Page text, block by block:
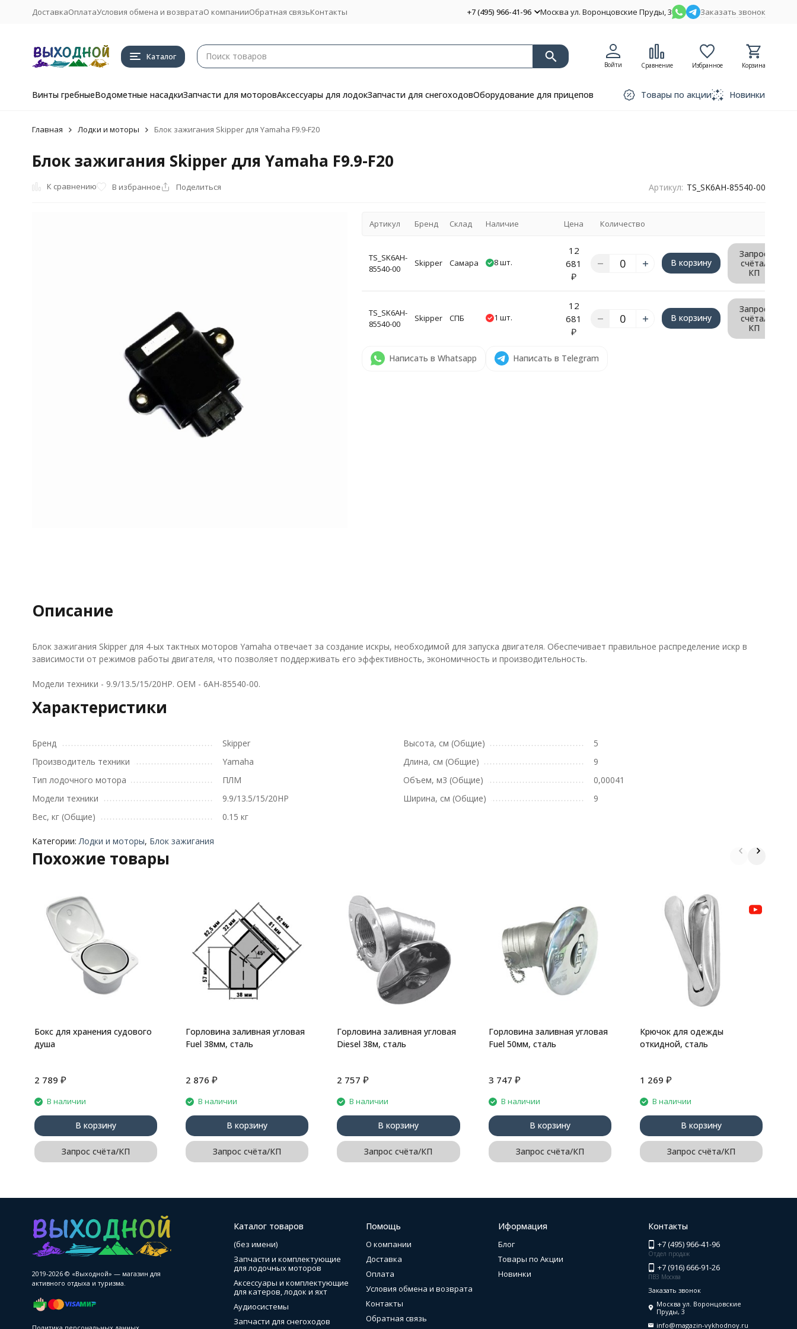
ДоставкаОплатаУсловия обмена и возвратаО компанииОбратная связьКонтакты +7 (495) 966-41-96 Москва ул. Воронцовские Пруды, 3 Заказать звонок
Каталог
Войти Сравнение Избранное Корзина
Винты гребныеВодометные насадкиЗапчасти для моторовАксессуары для лодокЗапчасти для снегоходовОборудование для прицепов Товары по акции Новинки
Главная Лодки и моторы Блок зажигания Skipper для Yamaha F9.9-F20
Блок зажигания Skipper для Yamaha F9.9-F20
К сравнению В избранное Поделиться Артикул: TS_SK6AH-85540-00
Артикул Бренд Склад Наличие Цена Количество
TS_SK6AH-
85540-00
Skipper Самара 8 шт.
12
681
₽
В корзину
Запрос
счёта/
КП
TS_SK6AH-
85540-00
Skipper СПБ 1 шт.
12
681
₽
В корзину
Запрос
счёта/
КП
Написать в Whatsapp Написать в Telegram
Описание
Блок зажигания Skipper для 4-ых тактных моторов Yamaha отвечает за создание искры, необходимой для запуска двигателя. Обеспечивает правильное распределение искр в
зависимости от режимов работы двигателя, что позволяет поддерживать его эффективность, экономичность и производительность.
Модели техники - 9.9/13.5/15/20HP. OEM - 6AH-85540-00.
Характеристики
Бренд
Skipper
Производитель техники
Yamaha
Тип лодочного мотора
ПЛМ
Модели техники
9.9/13.5/15/20HP
Вес, кг (Общие)
0.15 кг
Высота, см (Общие)
5
Длина, см (Общие)
9
Объем, м3 (Общие)
0,00041
Ширина, см (Общие)
9
Категории:Лодки и моторы, Блок зажигания
Похожие товары
Бокс для хранения судового
душа
2 789 ₽
В наличии
В корзину
Запрос счёта/КП
Горловина заливная угловая
Fuel 38мм, сталь
2 876 ₽
В наличии
В корзину
Запрос счёта/КП
Горловина заливная угловая
Diesel 38м, сталь
2 757 ₽
В наличии
В корзину
Запрос счёта/КП
Горловина заливная угловая
Fuel 50мм, сталь
3 747 ₽
В наличии
В корзину
Запрос счёта/КП
Крючок для одежды
откидной, сталь
1 269 ₽
В наличии
В корзину
Запрос счёта/КП
2019-2026 © «Выходной» — магазин для
активного отдыха и туризма.
Каталог товаров
(без имени)
Запчасти и комплектующие
для лодочных моторов
Аксессуары и комплектующие
для катеров, лодок и яхт
Аудиосистемы
Запчасти для снегоходов
Помощь
О компании
Доставка
Оплата
Условия обмена и возврата
Контакты
Обратная связь
Иформация
Блог
Товары по Акции
Новинки
Контакты
+7 (495) 966-41-96
Отдел продаж
+7 (916) 666-91-26
ПВЗ Москва
Заказать звонок
Москва ул. Воронцовские
Пруды, 3
info@magazin-vykhodnoy.ru